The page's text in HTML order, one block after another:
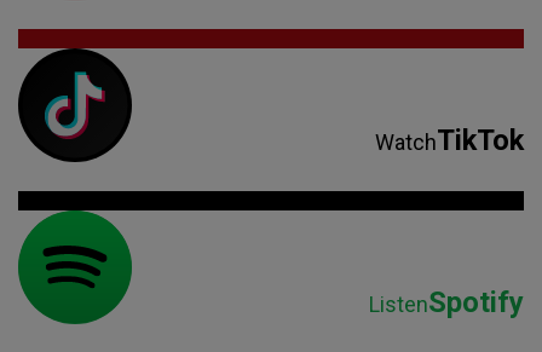
WatchTikTok
ListenSpotify